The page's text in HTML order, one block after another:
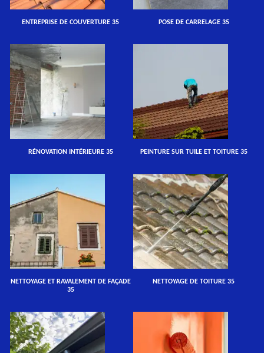
ENTREPRISE DE COUVERTURE 35 POSE DE CARRELAGE 35
RÉNOVATION INTÉRIEURE 35 PEINTURE SUR TUILE ET TOITURE 35
NETTOYAGE ET RAVALEMENT DE FAÇADE
35
NETTOYAGE DE TOITURE 35